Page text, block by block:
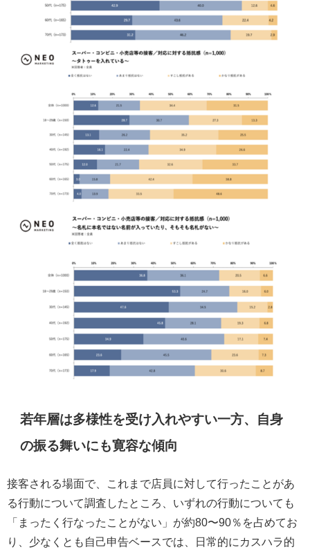
若年層は多様性を受け入れやすい一方、自身
の振る舞いにも寛容な傾向
接客される場面で、これまで店員に対して行ったことがあ
る行動について調査したところ、いずれの行動についても
「まったく行なったことがない」が約80〜90％を占めてお
り、少なくとも自己申告ベースでは、日常的にカスハラ的